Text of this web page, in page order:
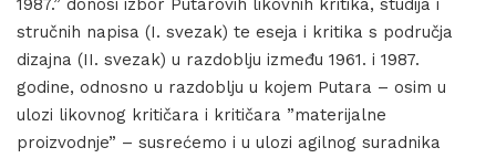
1987.” donosi izbor Putarovih likovnih kritika, studija i
stručnih napisa (I. svezak) te eseja i kritika s područja
dizajna (II. svezak) u razdoblju između 1961. i 1987.
godine, odnosno u razdoblju u kojem Putara – osim u
ulozi likovnog kritičara i kritičara ”materijalne
proizvodnje” – susrećemo i u ulozi agilnog suradnika